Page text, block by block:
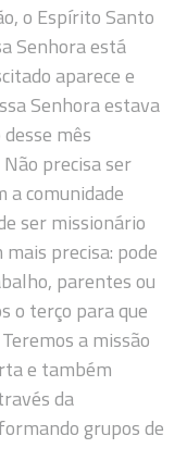
o Espírito Santo
Senhora está
aparece e
Senhora estava
mês
precisa ser
a comunidade
ser missionário
precisa: pode
parentes ou
o terço para que
a missão
e também
da
grupos de